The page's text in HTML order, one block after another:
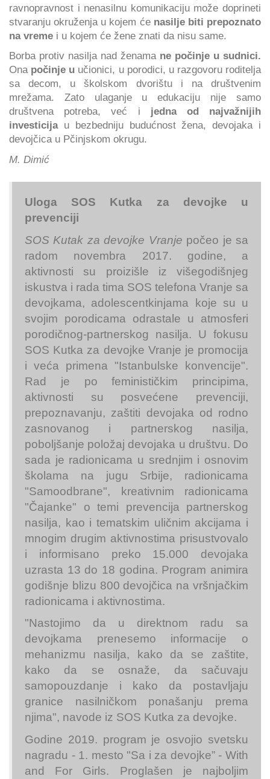
ravnopravnost i nenasilnu komunikaciju može doprineti
stvaranju okruženja u kojem će nasilje biti prepoznato
na vreme i u kojem će žene znati da nisu same.
Borba protiv nasilja nad ženama ne počinje u sudnici.
Ona počinje u učionici, u porodici, u razgovoru roditelja
sa decom, u školskom dvorištu i na društvenim
mrežama. Zato ulaganje u edukaciju nije samo
društvena potreba, već i jedna od najvažnijih
investicijau bezbedniju budućnost žena, devojaka i
devojčica u Pčinjskom okrugu.
M. Dimić
Uloga SOS Kutka za devojke u
prevenciji
SOS Kutak za devojke Vranje počeo je sa
radom novembra 2017. godine, a
aktivnosti su proizišle iz višegodišnjeg
iskustva i rada tima SOS telefona Vranje sa
devojkama, adolescentkinjama koje su u
svojim porodicama odrastale u atmosferi
porodičnog-partnerskog nasilja. U fokusu
SOS Kutka za devojke Vranje je promocija
i veća primena "Istanbulske konvencije".
Rad je po feminističkim principima,
aktivnosti su posvećene prevenciji,
prepoznavanju, zaštiti devojaka od rodno
zasnovanog i partnerskog nasilja,
poboljšanje položaj devojaka u društvu. Do
sada je radionicama u srednjim i osnovim
školama na jugu Srbije, radionicama
"Samoodbrane", kreativnim radionicama
"Čajanke" o temi prevencija partnerskog
nasilja, kao i tematskim uličnim akcijama i
mnogim drugim aktivnostima prisustvovalo
i informisano preko 15.000 devojaka
uzrasta 13 do 18 godina. Program animira
godišnje blizu 800 devojčica na vršnjačkim
radionicama i aktivnostima.
"Nastojimo da u direktnom radu sa
devojkama prenesemo informacije o
mehanizmu nasilja, kako da se zaštite,
kako da se osnaže, da sačuvaju
samopouzdanje i kako da postavljaju
granice nasilničkom ponašanju prema
njima", navode iz SOS Kutka za devojke.
Godine 2019. program je osvojio svetsku
nagradu - 1. mesto "Sa i za devojke” - With
and For Girls. Proglašen je najboljim